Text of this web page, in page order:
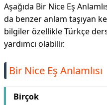
Aşağıda Bir Nice Eş
da benzer anlam taşıyan
bilgiler özellikle Türkçe
yardımcı olabilir.
Bir Nice Eş Anlamlısı
Birçok